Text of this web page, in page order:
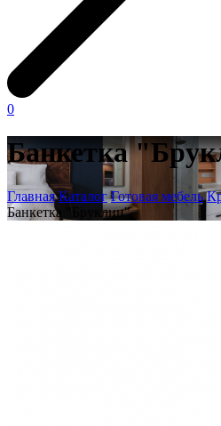
0
Банкетка
Главная Каталог Готовая мебель
Банкетка "Бруклин"